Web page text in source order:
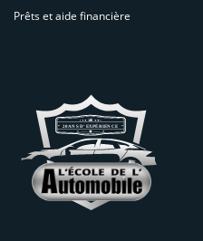
Prêts et aide financière